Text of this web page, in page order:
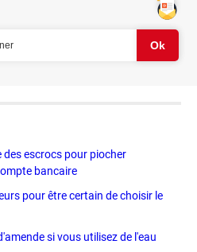
des escrocs pour piocher
bancaire
pour être certain de choisir le
si vous utilisez de l'eau